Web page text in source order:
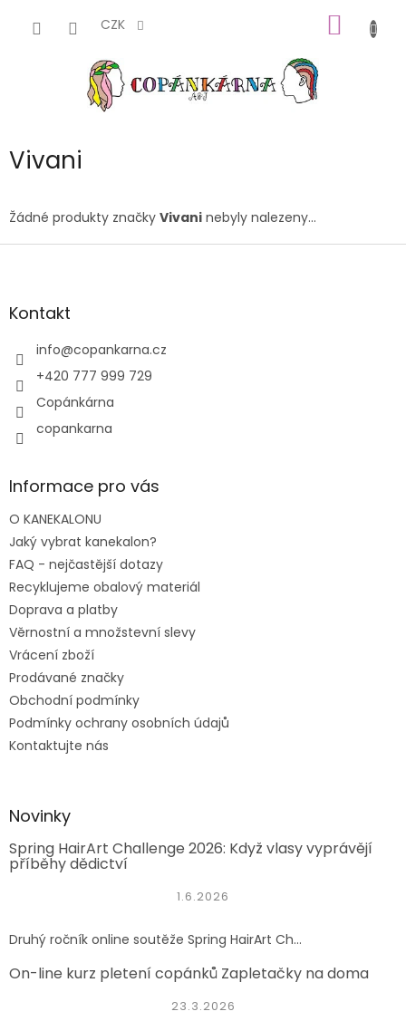
CZK
KOŠÍK
Vivani
Žádné produkty značky Vivani nebyly nalezeny...
Z
aKontakt
info@copankarna.cz
+420 777 999 729
Copánkárna
copankarna
Informace pro vás
O KANEKALONU
Jaký vybrat kanekalon?
FAQ - nejčastější dotazy
Recyklujeme obalový materiál
Doprava a platby
Věrnostní a množstevní slevy
Vrácení zboží
Prodávané značky
Obchodní podmínky
Podmínky ochrany osobních údajů
Kontaktujte nás
Novinky
Spring HairArt Challenge 2026: Když vlasy vyprávějí
příběhy dědictví
1.6.2026
Druhý ročník online soutěže Spring HairArt Ch...
On-line kurz pletení copánků Zapletačky na doma
23.3.2026